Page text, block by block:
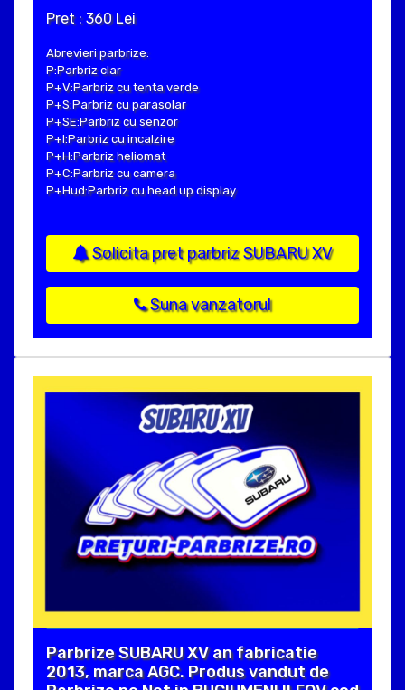
Pret : 360 Lei
Abrevieri parbrize:
P:Parbriz clar
P+V:Parbriz cu tenta verde
P+S:Parbriz cu parasolar
P+SE:Parbriz cu senzor
P+I:Parbriz cu incalzire
P+H:Parbriz heliomat
P+C:Parbriz cu camera
P+Hud:Parbriz cu head up display
Solicita pret parbriz SUBARU XV
Suna vanzatorul
Parbrize SUBARU XV an fabricatie
2013, marca AGC. Produs vandut de